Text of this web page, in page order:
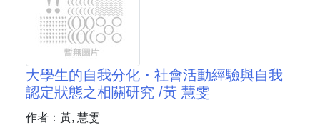
大學生的自我分化・社會活動經驗與自我
認定狀態之相關研究 /黃 慧雯
作者：黃, 慧雯